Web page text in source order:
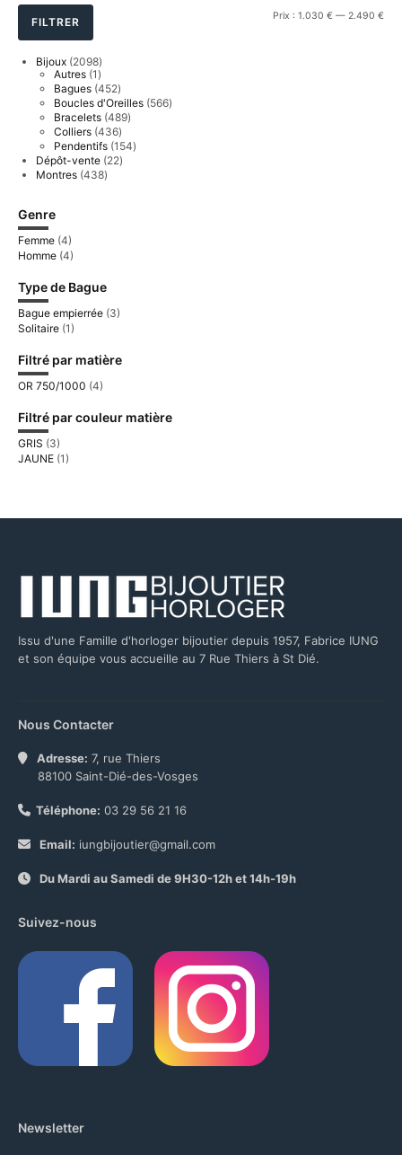
Prix
Prix
FILTRER Prix : 1.030 € — 2.490 €
Bijoux 20982098
produits
Autres 1 1
produit
Bagues 452452
produits
Boucles d'Oreilles 566566
Bracelets 489489
Colliers 436436
produits
Pendentifs 154154
Dépôt-vente 2222
Montres 438438
Genre
Femme (4)
Homme (4)
Type de Bague
Bague empierrée (3)
Solitaire (1)
Filtré par matière
OR 750/1000 (4)
Filtré par couleur matière
GRIS (3)
JAUNE (1)
Issu d'une Famille d'horloger bijoutier depuis 1957, Fabrice IUNG
et son équipe vous accueille au 7 Rue Thiers à St Dié.
Nous Contacter
Adresse: 7, rue Thiers
88100 Saint-Dié-des-Vosges
Téléphone: 03 29 56 21 16
Email: iungbijoutier@gmail.com
Du Mardi au Samedi de 9H30-12h et 14h-19h
Suivez-nous
Newsletter